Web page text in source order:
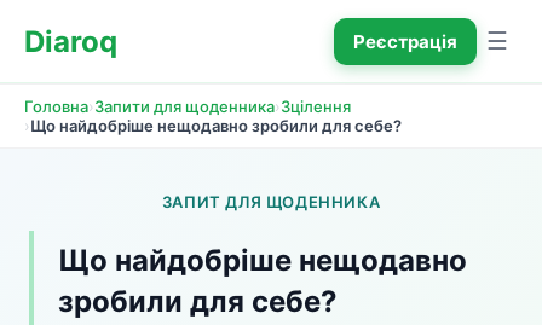
Diaroq Реєстрація ☰
Головна›Запити для щоденника›Зцілення
›Що найдобріше нещодавно зробили для себе?
ЗАПИТ ДЛЯ ЩОДЕННИКА
Що найдобріше нещодавно
зробили для себе?